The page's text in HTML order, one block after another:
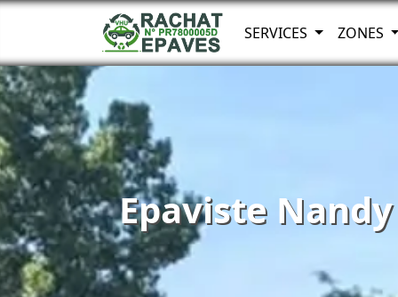
SERVICES ZONES
Epaviste